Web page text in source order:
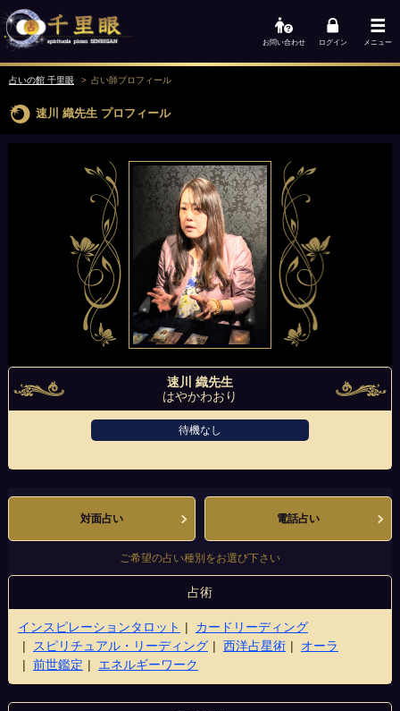
お問い合わせ ログイン メニュー
占いの館 千里眼 占い師プロフィール
速川 織先生 プロフィール
速川 織先生
はやかわおり
待機なし
対面占い 電話占い
ご希望の占い種別をお選び下さい
占術
インスピレーションタロット
カードリーディング
スピリチュアル・リーディング
西洋占星術
オーラ
前世鑑定
エネルギーワーク